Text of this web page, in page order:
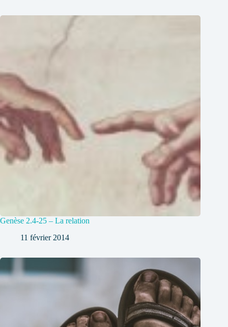
Genèse 2.4-25 – La relation
11 février 2014